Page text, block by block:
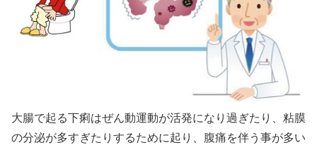
大腸で起る下痢はぜん動運動が活発になり過ぎたり、粘膜
の分泌が多すぎたりするために起り、腹痛を伴う事が多い